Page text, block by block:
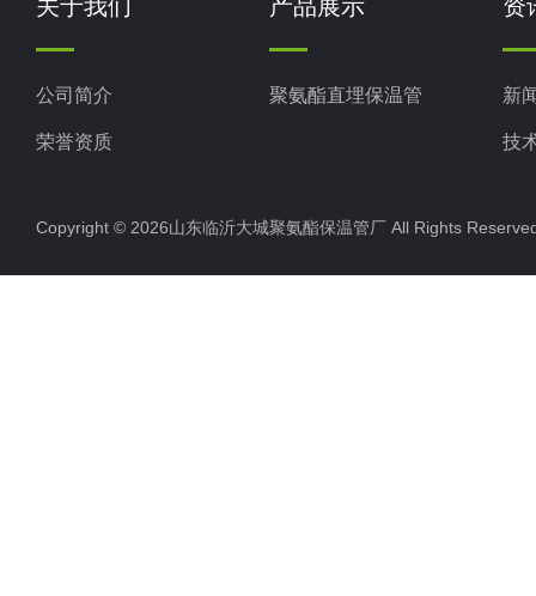
关于我们
公司简介
荣誉资质
产品展示
聚氨酯直埋保温管
资
新
技
Copyright © 2026山东临沂大城聚氨酯保温管厂 All Rights